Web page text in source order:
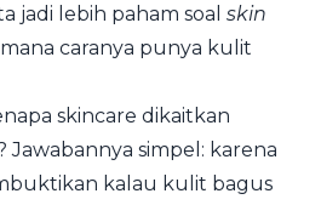
jadi lebih paham soal skin
caranya punya kulit
skincare dikaitkan
Jawabannya simpel: karena
kalau kulit bagus